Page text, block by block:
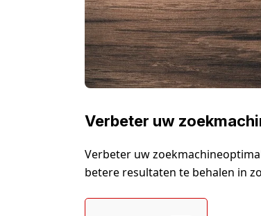
Verbeter uw
Verbeter uw
betere resultaten te behalen in